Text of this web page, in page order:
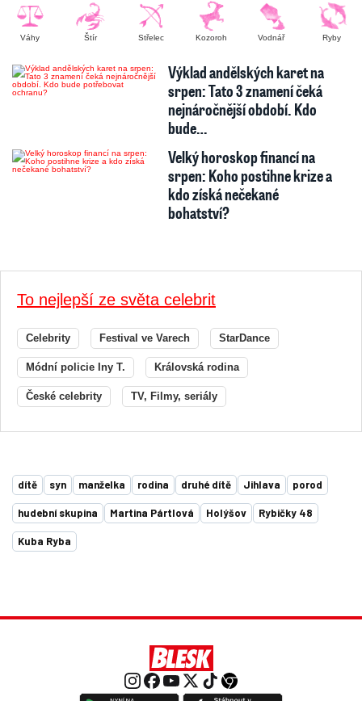
Váhy Štír Střelec Kozoroh Vodnář Ryby
Výklad andělských karet na
srpen: Tato 3 znamení čeká
nejnáročnější období. Kdo
bude…
Velký horoskop financí na
srpen: Koho postihne krize a
kdo získá nečekané
bohatství?
To nejlepší ze světa celebrit
Celebrity Festival ve Varech StarDance
Módní policie Iny T. Královská rodina
České celebrity TV, Filmy, seriály
dítě syn manželka rodina druhé dítě Jihlava porod
hudební skupina Martina Pártlová Holýšov Rybičky 48
Kuba Ryba